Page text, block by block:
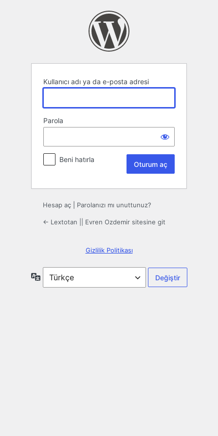
Kullanıcı adı ya da e-posta adresi
Parola
Beni hatırla
Hesap aç Parolanızı mı unuttunuz?
← Lextotan || Evren Ozdemir sitesine git
Gizlilik Politikası
Dil